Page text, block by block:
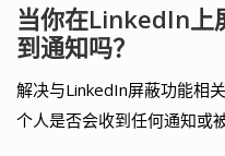
当你在LinkedIn上
到通知吗？
解决与LinkedIn屏蔽功能相
个人是否会收到任何通知或